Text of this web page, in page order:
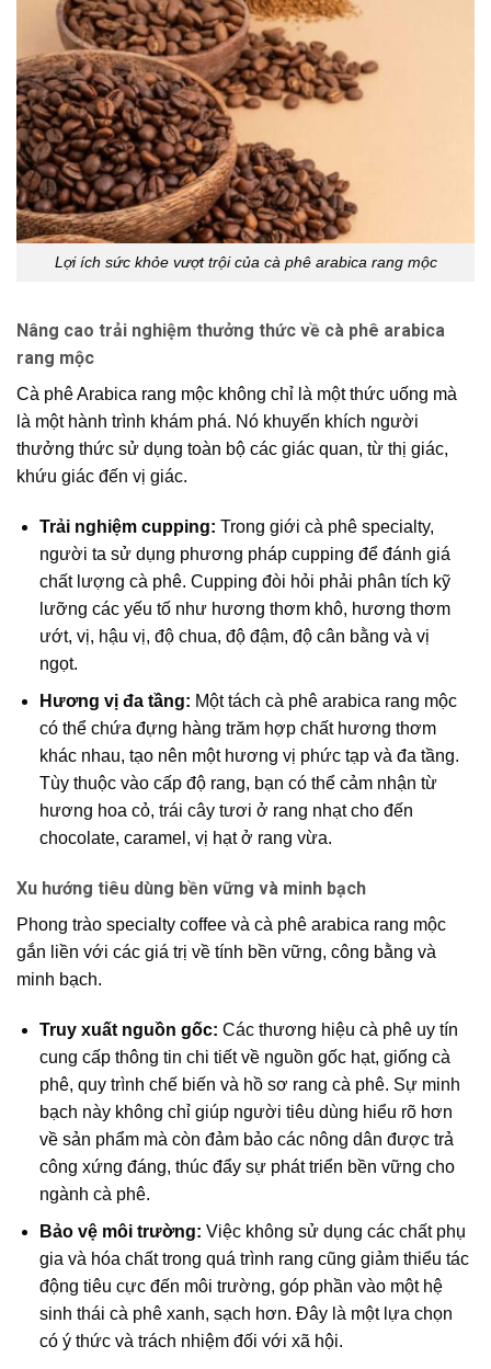
Lợi ích sức khỏe vượt trội của cà phê arabica rang mộc
Nâng cao trải nghiệm thưởng thức về cà phê arabica
rang mộc
Cà phê Arabica rang mộc không chỉ là một thức uống mà
là một hành trình khám phá. Nó khuyến khích người
thưởng thức sử dụng toàn bộ các giác quan, từ thị giác,
khứu giác đến vị giác.
Trải nghiệm cupping: Trong giới cà phê specialty,
người ta sử dụng phương pháp cupping để đánh giá
chất lượng cà phê. Cupping đòi hỏi phải phân tích kỹ
lưỡng các yếu tố như hương thơm khô, hương thơm
ướt, vị, hậu vị, độ chua, độ đậm, độ cân bằng và vị
ngọt.
Hương vị đa tầng: Một tách cà phê arabica rang mộc
có thể chứa đựng hàng trăm hợp chất hương thơm
khác nhau, tạo nên một hương vị phức tạp và đa tầng.
Tùy thuộc vào cấp độ rang, bạn có thể cảm nhận từ
hương hoa cỏ, trái cây tươi ở rang nhạt cho đến
chocolate, caramel, vị hạt ở rang vừa.
Xu hướng tiêu dùng bền vững và minh bạch
Phong trào specialty coffee và cà phê arabica rang mộc
gắn liền với các giá trị về tính bền vững, công bằng và
minh bạch.
Truy xuất nguồn gốc: Các thương hiệu cà phêuy tín
cung cấp thông tin chi tiết về nguồn gốc hạt, giống cà
phê, quy trình chế biến và hồ sơ rang cà phê. Sự minh
bạch này không chỉ giúp người tiêu dùng hiểu rõ hơn
về sản phẩm mà còn đảm bảo các nông dân được trả
công xứng đáng, thúc đẩy sự phát triển bền vững cho
ngành cà phê.
Bảo vệ môi trường: Việc không sử dụng các chất phụ
gia và hóa chất trong quá trình rang cũng giảm thiểu tác
động tiêu cực đến môi trường, góp phần vào một hệ
sinh thái cà phê xanh, sạch hơn. Đây là một lựa chọn
có ý thức và trách nhiệm đối với xã hội.